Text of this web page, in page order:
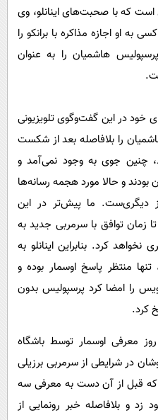
که با صحبت‌های اینانلو، وی
به او اجازه مذاکره با برانکو را
هاشمیان را به عنوان
خود در این گفت‌وگوی تلویزیونی
را بلافاصله بعد از شکست
چنین جوی به وجود نمی‌آمد و
و حالا مورد هجمه رسانه‌ها
دیگری‌ست. ما پیش‌تر در این
توافق با سرمربی جدید به
کرد. بنابراین اینانلو به
منتظر پاسخ اوسمار بوده و
را امضا کرد پرسپولیس بدون
کرد.
معرفی اوسمار توسط باشگاه
در شرایطی از سرمربی برزیلی
که قبل از آن دست به معرفی سه
و بلافاصله خبر رونمایی از